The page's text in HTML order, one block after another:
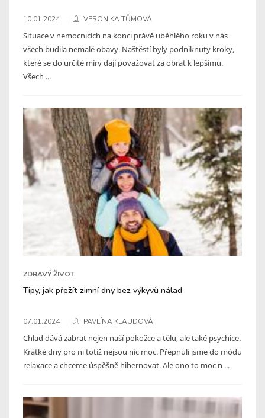
10.01.2024 VERONIKA TŮMOVÁ
Situace v nemocnicích na konci právě uběhlého roku v nás
všech budila nemalé obavy. Naštěstí byly podniknuty kroky,
které se do určité míry dají považovat za obrat k lepšímu.
Všech ...
ZDRAVÝ ŽIVOT
Tipy, jak přežít zimní dny bez výkyvů nálad
07.01.2024 PAVLÍNA KLAUDOVÁ
Chlad dává zabrat nejen naší pokožce a tělu, ale také psychice.
Krátké dny pro ni totiž nejsou nic moc. Přepnuli jsme do módu
relaxace a chceme úspěšně hibernovat. Ale ono to moc n ...